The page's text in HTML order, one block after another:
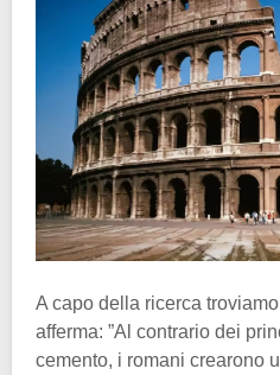
A capo della ricerca
afferma: ”Al contrario dei
cemento, i romani crearono